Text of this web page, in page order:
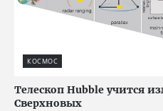
КОСМОС
Телескоп Hubble учится
Сверхновых